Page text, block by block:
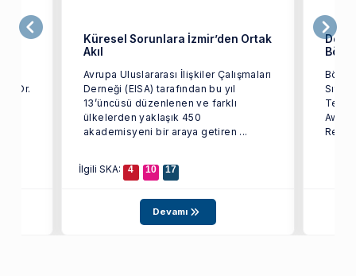
Dr.
Küresel Sorunlara İzmir’den Ortak
Akıl
Avrupa Uluslararası İlişkiler Çalışmaları
Derneği (EISA) tarafından bu yıl
13’üncüsü düzenlenen ve farklı
ülkelerden yaklaşık 450
akademisyeni bir araya getiren ...
İlgili SKA: 4 10 17
Devamı
Doç.
Sıtkı